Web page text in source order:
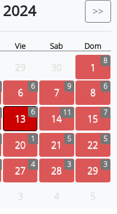
2024 >>
Vie Sab Dom
29 30 1 8
6 6 7 9 8 6
13
6
1411 15 7
20 1 21 5 22 5
27 4 28 3 29 3
3 4 5